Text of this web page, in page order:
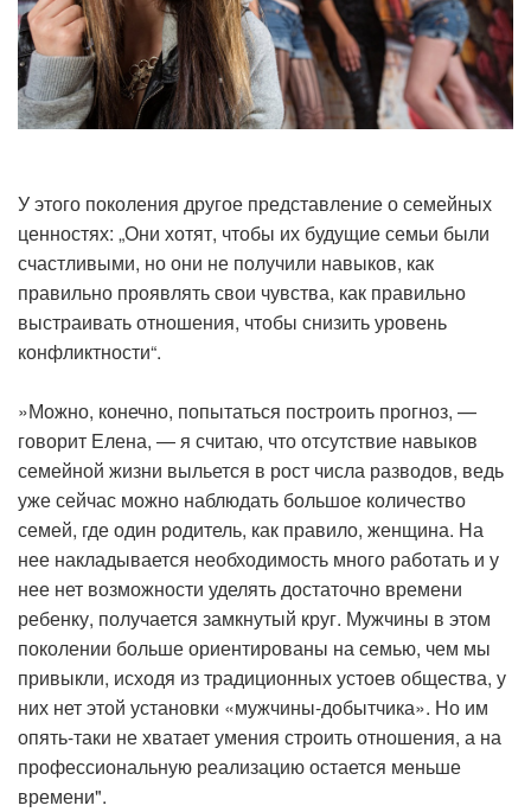
У этого поколения другое представление о семейных
ценностях: „Они хотят, чтобы их будущие семьи были
счастливыми, но они не получили навыков, как
правильно проявлять свои чувства, как правильно
выстраивать отношения, чтобы снизить уровень
конфликтности“.
»Можно, конечно, попытаться построить прогноз, —
говорит Елена, — я считаю, что отсутствие навыков
семейной жизни выльется в рост числа разводов, ведь
уже сейчас можно наблюдать большое количество
семей, где один родитель, как правило, женщина. На
нее накладывается необходимость много работать и у
нее нет возможности уделять достаточно времени
ребенку, получается замкнутый круг. Мужчины в этом
поколении больше ориентированы на семью, чем мы
привыкли, исходя из традиционных устоев общества, у
них нет этой установки «мужчины-добытчика». Но им
опять-таки не хватает умения строить отношения, а на
профессиональную реализацию остается меньше
времени".